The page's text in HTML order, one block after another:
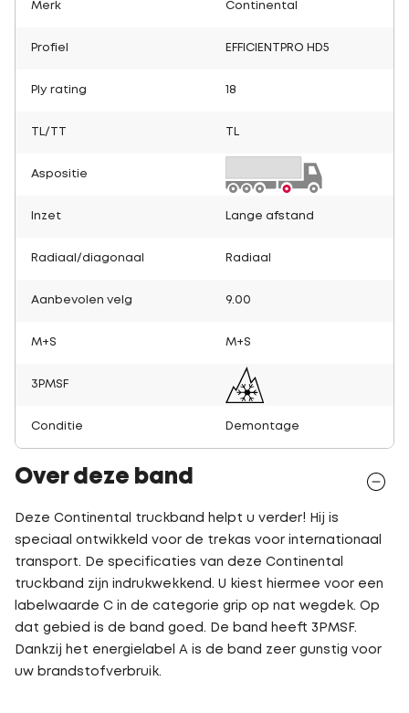
Merk Continental
Profiel EFFICIENTPRO HD5
Ply rating 18
TL/TT
Aspositie
Inzet Lange afstand
Radiaal/diagonaal Radiaal
Aanbevolen velg 9.00
M+S M+S
3PMSF
Conditie Demontage
Over deze band
Deze Continental truckband helpt u verder! Hij is
speciaal ontwikkeld voor de trekas voor internationaal
transport. De specificaties van deze Continental
truckband zijn indrukwekkend. U kiest hiermee voor een
labelwaarde C in de categorie grip op nat wegdek. Op
dat gebied is de band goed. De band heeft 3PMSF.
Dankzij het energielabel A is de band zeer gunstig voor
uw brandstofverbruik.